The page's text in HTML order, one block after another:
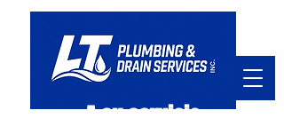
A su servicio